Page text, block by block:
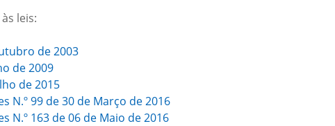
leis:
de 2003
de 2009
de 2015
N.º 99 de 30 de Março de 2016
N.º 163 de 06 de Maio de 2016